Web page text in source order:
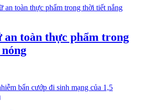
an toàn thực phẩm trong